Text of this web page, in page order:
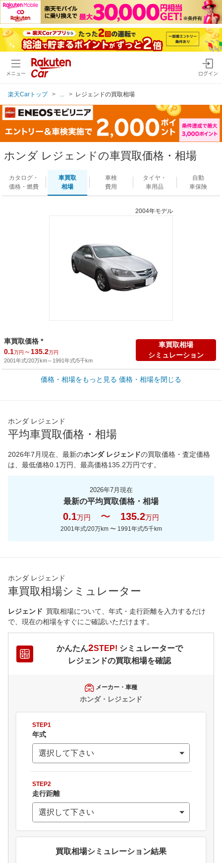
メニュー ログイン
楽天Carトップ レジェンドの買取相場
ホンダ レジェンドの車買取価格・相場
カタログ・
価格・燃費
車買取
相場
車検
費用
タイヤ・
車用品
自動
車保険
2004年モデル
車買取価格 *
0.1万円 ～ 135.2万円
2001年式/20万km～ 1991年式/5千km
車買取相場
シミュレーション
新車カタログ価格
他車種を
73,850円
価格・相場をもっと見る 価格・相場を閉じる
ホンダ レジェンド
平均車買取価格・相場
2026年7月現在 、最新のホンダ レジェンドの買取価格・査定価格
は、最低価格0.1万円、最高価格135.2万円です。
2026年7月現在
最新の平均買取価格・相場
0.1万円 〜 135.2万円
2001年式/20万km 〜 1991年式/5千km
ホンダ レジェンド
車買取相場シミュレーター
レジェンド 買取相場について、年式・走行距離を入力するだけ
で、現在の相場をすぐにご確認いただけます。
かんたん2STEP! シミュレーターで
レジェンドの買取相場を確認
メーカー・車種
ホンダ・レジェンド
STEP1
年式
STEP2
走行距離
買取相場シミュレーション結果